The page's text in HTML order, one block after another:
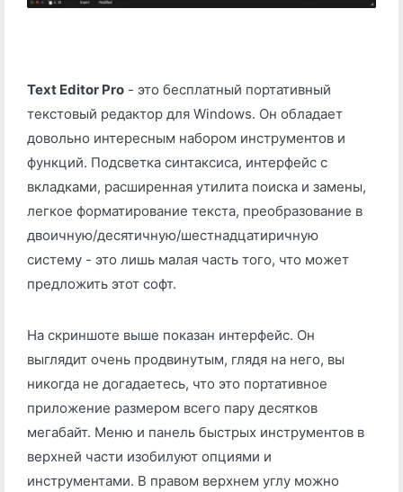
Text Editor Pro - это бесплатный портативный
текстовый редактор для Windows. Он обладает
довольно интересным набором инструментов и
функций. Подсветка синтаксиса, интерфейс с
вкладками, расширенная утилита поиска и замены,
легкое форматирование текста, преобразование в
двоичную/десятичную/шестнадцатиричную
систему - это лишь малая часть того, что может
предложить этот софт.
На скриншоте выше показан интерфейс. Он
выглядит очень продвинутым, глядя на него, вы
никогда не догадаетесь, что это портативное
приложение размером всего пару десятков
мегабайт. Меню и панель быстрых инструментов в
верхней части изобилуют опциями и
инструментами. В правом верхнем углу можно